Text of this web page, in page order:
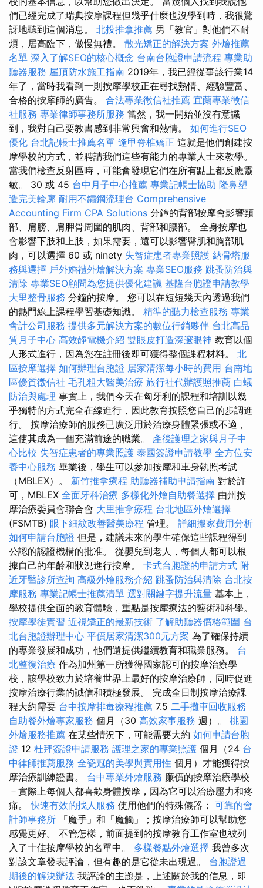
們已經完成了瑞典按摩課程但幾乎什麼也沒學到時，我很驚
訝地聽到這個消息。 北投推拿推薦 男「教官」對他們不耐
煩，居高臨下，傲慢無禮。 散光矯正的解決方案 外燴推薦
名單 深入了解SEO的核心概念 台南台胞證申請流程 專業助
聽器服務 屋頂防水施工指南 2019年，我已經從事該行業14
年了，當時我看到一則按摩學校正在尋找熱情、經驗豐富、
合格的按摩師的廣告。 合法專業徵信社推薦 宜蘭專業徵信
社服務 專業律師事務所服務 當然，我一開始並沒有意識
到，我對自己要教書感到非常興奮和熱情。 如何進行SEO
優化 台北記帳士推薦名單 逢甲脊椎矯正 這就是他們創建按
摩學校的方式，並聘請我們這些有能力的專業人士來教學。
當我們檢查反射區時，可能會發現它們在所有點上都反應靈
敏。 30 或 45 台中月子中心推薦 專業記帳士協助 隆鼻塑
造完美輪廓 耐用不鏽鋼流理台 Comprehensive
Accounting Firm CPA Solutions 分鐘的背部按摩會影響頸
部、肩膀、肩胛骨周圍的肌肉、背部和腰部。 全身按摩也
會影響下肢和上肢，如果需要，還可以影響臀肌和胸部肌
肉，可以選擇 60 或 ninety 失智症患者專業照護 納骨塔服
務與選擇 戶外婚禮外燴解決方案 專業SEO服務 跳蚤防治與
清除 專業SEO顧問為您提供優化建議 基隆台胞證申請教學
大里整骨服務 分鐘的按摩。 您可以在短短幾天內透過我們
的熱門線上課程學習基礎知識。 精準的聽力檢查服務 專業
會計公司服務 提供多元解決方案的數位行銷夥伴 台北高品
質月子中心 高效靜電機介紹 雙眼皮打造深邃眼神 教育以個
人形式進行，因為您在註冊後即可獲得整個課程材料。 北
區按摩選擇 如何辦理台胞證 居家清潔每小時的費用 台南地
區優質徵信社 毛孔粗大醫美治療 旅行社代辦護照推薦 白蟻
防治與處理 事實上，我們今天在匈牙利的課程和培訓以幾
乎獨特的方式完全在線進行，因此教育按照您自己的步調進
行。 按摩治療師的服務已廣泛用於治療身體緊張或不適，
這使其成為一個充滿前途的職業。 產後護理之家與月子中
心比較 失智症患者的專業照護 泰國簽證申請教學 全方位安
養中心服務 畢業後，學生可以參加按摩和車身執照考試
（MBLEX）。 新竹推拿療程 助聽器補助申請指南 對於許
可，MBLEX 全面牙科治療 多樣化外燴自助餐選擇 由州按
摩治療委員會聯合會 大里推拿療程 台北地區外燴選擇
(FSMTB) 眼下細紋改善醫美療程 管理。 詳細搬家費用分析
如何申請台胞證 但是，建議未來的學生確保這些課程得到
公認的認證機構的批准。 從嬰兒到老人，每個人都可以根
據自己的年齡和狀況進行按摩。 卡式台胞證的申請方式 附
近牙醫診所查詢 高級外燴服務介紹 跳蚤防治與清除 台北按
摩服務 專業記帳士推薦清單 選對關鍵字提升流量 基本上，
學校提供全面的教育體驗，重點是按摩療法的藝術和科學。
按摩學徒實習 近視矯正的最新技術 了解助聽器價格範圍 台
北台胞證辦理中心 平價居家清潔300元方案 為了確保持續
的專業發展和成功，他們還提供繼續教育和職業服務。 台
北整復治療 作為加州第一所獲得國家認可的按摩治療學
校，該學校致力於培養世界上最好的按摩治療師，同時促進
按摩治療行業的誠信和積極發展。 完成全日制按摩治療課
程大約需要 台中按摩排毒療程推薦 7.5 二手攤車回收服務
自助餐外燴專家服務 個月（30 高效家事服務 週）。 桃園
外燴服務推薦 在某些情況下，可能需要大約 如何申請台胞
證 12 杜拜簽證申請服務 護理之家的專業照護 個月（24 台
中律師推薦服務 全瓷冠的美學與實用性 個月）才能獲得按
摩治療訓練證書。 台中專業外燴服務 廉價的按摩治療學校
－實際上每個人都喜歡身體按摩，因為它可以治療壓力和疼
痛。快速有效的找人服務 使用他們的特殊儀器； 可靠的會
計師事務所 「魔手」和「魔觸」；按摩治療師可以幫助您
感覺更好。 不管怎樣，前面提到的按摩教育工作室也被列
入了十佳按摩學校的名單中。 多樣餐點外燴選擇 我曾多次
對該文章發表評論，但有趣的是它從未出現過。 台胞證過
期後的解決辦法 我評論的主題是，上述關於我的信息，即